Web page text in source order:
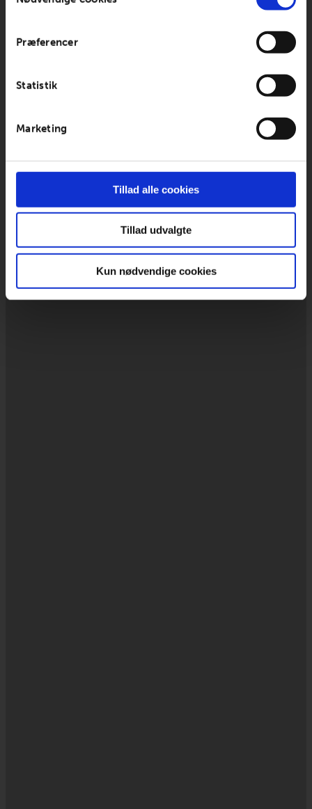
Præferencer
Statistik
Marketing
Tillad alle cookies
Tillad udvalgte
Kun nødvendige cookies